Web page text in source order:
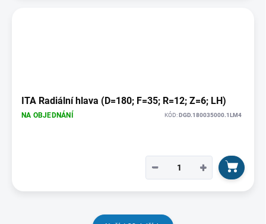
ITA Radiální hlava (D=180; F=35; R=12; Z=6; LH)
NA OBJEDNÁNÍ KÓD:DGD.180035000.1LM4
+
−